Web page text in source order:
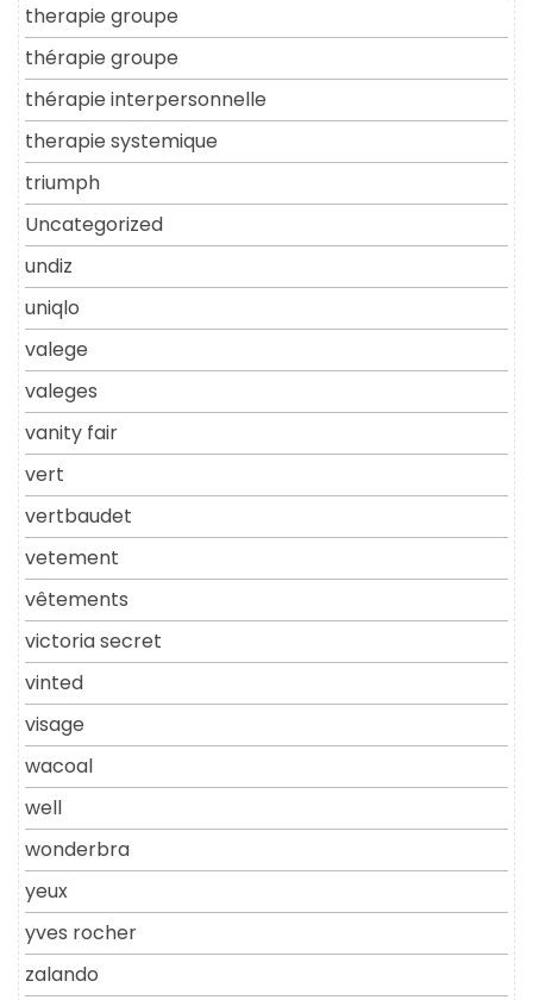
therapie groupe
thérapie groupe
thérapie interpersonnelle
therapie systemique
triumph
Uncategorized
undiz
uniqlo
valege
valeges
vanity fair
vert
vertbaudet
vetement
vêtements
victoria secret
vinted
visage
wacoal
well
wonderbra
yeux
yves rocher
zalando